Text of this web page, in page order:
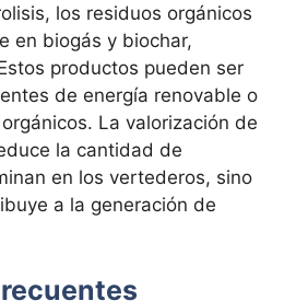
los residuos orgánicos
en biogás y biochar,
productos pueden ser
de energía renovable o
La valorización de
la cantidad de
en los vertederos, sino
a la generación de